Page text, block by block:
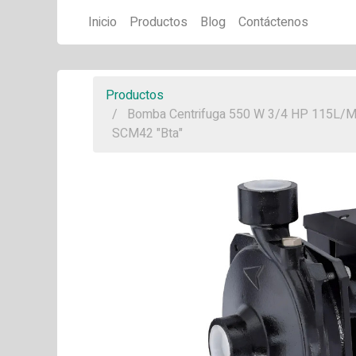
Inicio Productos Blog Contáctenos
Productos
Bomba Centrifuga 550 W 3/4 HP 115L/M
SCM42 "Bta"